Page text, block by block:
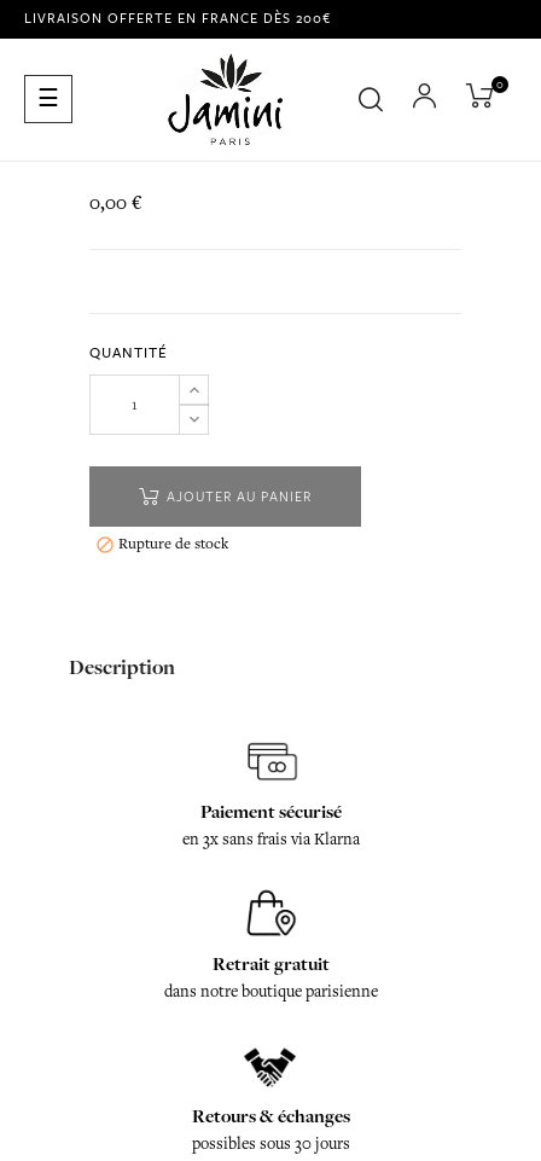
LIVRAISON OFFERTE EN FRANCE DÈS 200€
Basculer
la
☰ 0
0,00 €
QUANTITÉ
AJOUTER AU PANIER
 Rupture de stock
Description
Paiement sécurisé
en 3x sans frais via Klarna
Retrait gratuit
dans notre boutique parisienne
Retours & échanges
possibles sous 30 jours